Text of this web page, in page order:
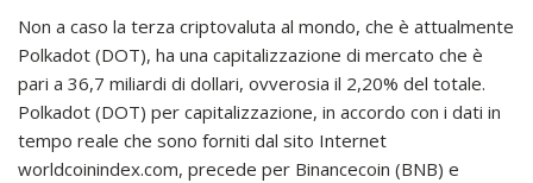
Non a caso la terza criptovaluta al mondo, che è attualmente
Polkadot (DOT), ha una capitalizzazione di mercato che è
pari a 36,7 miliardi di dollari, ovverosia il 2,20% del totale.
Polkadot (DOT) per capitalizzazione, in accordo con i dati in
tempo reale che sono forniti dal sito Internet
worldcoinindex.com, precede per Binancecoin (BNB) e